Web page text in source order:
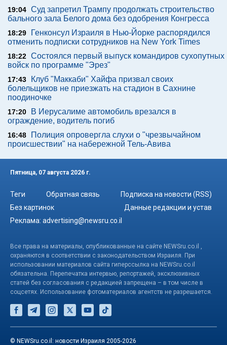
19:04 Суд запретил Трампу продолжать строительство
бального зала Белого дома без одобрения Конгресса
18:29
Генконсул Израиля в Нью-Йорке распорядился
отменить подписки сотрудников на New York Times
18:22 Состоялся первый выпуск командиров сухопутных
войск по программе "Эрез"
17:43
Клуб "Маккаби" Хайфа призвал своих
болельщиков не приезжать на стадион в Сахнине
поодиночке
17:20
В Иерусалиме автомобиль врезался в
ограждение, водитель погиб
16:48
Полиция опровергла слухи о "чрезвычайном
происшествии" на набережной Тель-Авива
Пятница, 07 августа 2026 г.
Теги Обратная связь
Подписка на новости (RSS)
Без картинок
Данные редакции и устав
Реклама: advertising@newsru.co.il
Все права на материалы, опубликованные на сайте NEWSru.co.il ,
охраняются в соответствии с законодательством Израиля. При
использовании материалов сайта гиперссылка на NEWSru.co.il
обязательна. Перепечатка интервью, репортажей, эксклюзивных
статей без согласования с редакцией запрещена – в том числе в
соцсетях. Использование фотоматериалов агентств не разрешается.
© NEWSru.co.il: новости Израиля 2005-2026